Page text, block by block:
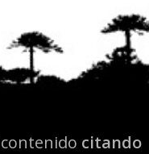
citando